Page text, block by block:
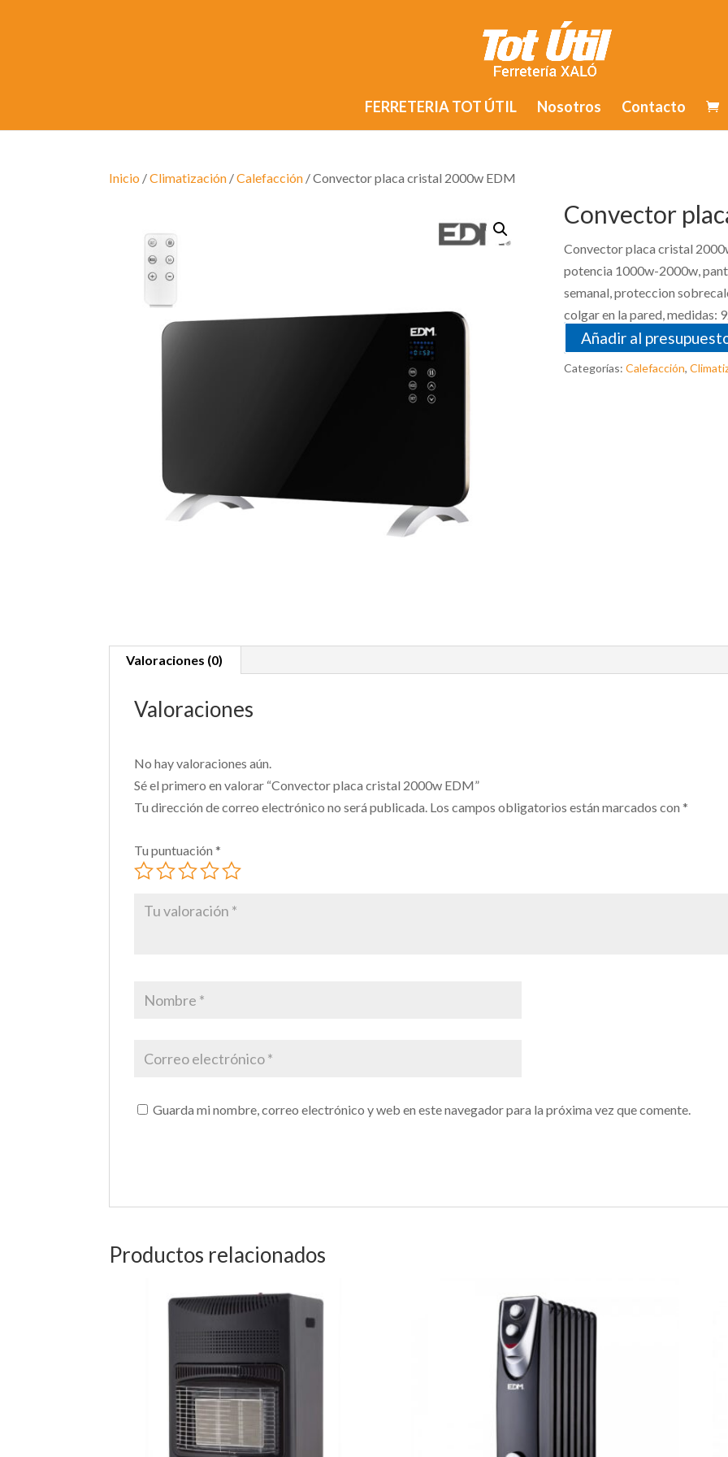
FERRETERIA TOT ÚTIL Nosotros Contacto
Inicio /Climatización /Calefacción / Convector placa cristal 2000w EDM
Convector
Convector placa cristal
potencia 1000w-2000w,
semanal, proteccion
colgar en la pared, medidas:
Añadir al
Categorías: Calefacción,
Valoraciones (0)
Valoraciones
No hay valoraciones aún.
Sé el primero en valorar “Convector placa cristal 2000w EDM”
Tu dirección de correo electrónico no será publicada. Los campos obligatorios están marcados con*
Tu puntuación*
Guarda mi nombre, correo electrónico y web en este navegador para la próxima vez que comente.
Productos relacionados